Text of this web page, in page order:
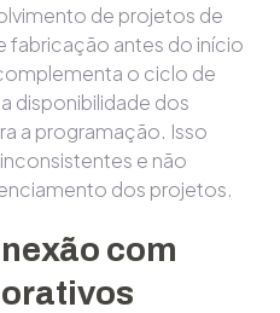
de projetos de
fabricação antes do início
o ciclo de
disponibilidade dos
a programação. Isso
e não
dos projetos.
com